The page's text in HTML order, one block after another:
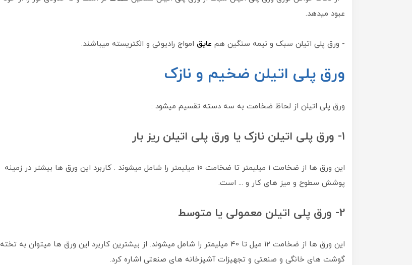
عبود میدهد.
- ورق پلی اتیلن سبک و نیمه سنگین هم عایق امواج رادیوئی و الکتریسته میباشند.
ورق پلی اتیلن ضخیم و نازک
ورق پلی اتیلن از لحاظ ضخامت به سه دسته تقسیم میشود :
1- ورق پلی اتیلن نازک یا ورق پلی اتیلن ریز بار
این ورق ها از ضخامت 1 میلیمتر تا ضخامت 10 میلیمتر را شامل میشوند . کاربرد این ورق ها بیشتر در زمینه
پوشش سطوح و میز های کار و ... است.
2- ورق پلی اتیلن معمولی یا متوسط
این ورق ها از ضخامت 12 میل تا 40 میلیمتر را شامل میشوند. از بیشترین کاربرد این ورق ها میتوان به تخته
گوشت های خانگی و صنعتی و تجهیزات آشپزخانه های صنعتی اشاره کرد.